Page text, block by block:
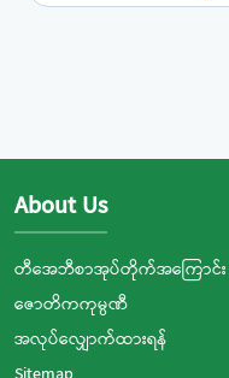
About Us
တီအေဘီစာအုပ်တိုက်အကြောင်း
ဇောတိကကုမ္ပဏီ
အလုပ်လျှောက်ထားရန်